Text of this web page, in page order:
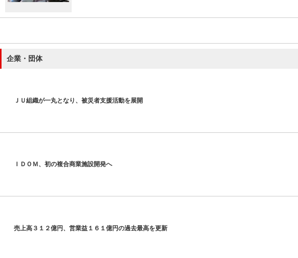
企業・団体
ＪＵ組織が一丸となり、被災者支援活動を展開
ＩＤＯＭ、初の複合商業施設開発へ
売上高３１２億円、営業益１６１億円の過去最高を更新